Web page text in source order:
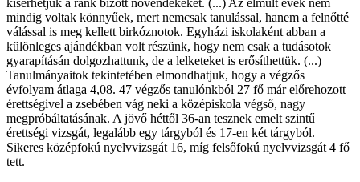
mindig voltak könnyűek, mert nemcsak tanulással, hanem a felnőtté
válással is meg kellett birkóznotok. Egyházi iskolaként abban a
különleges ajándékban volt részünk, hogy nem csak a tudásotok
gyarapításán dolgozhattunk, de a lelketeket is erősíthettük. (...)
Tanulmányaitok tekintetében elmondhatjuk, hogy a végzős
évfolyam átlaga 4,08. 47 végzős tanulónkból 27 fő már előrehozott
érettségivel a zsebében vág neki a középiskola végső, nagy
megpróbáltatásának. A jövő héttől 36-an tesznek emelt szintű
érettségi vizsgát, legalább egy tárgyból és 17-en két tárgyból.
Sikeres középfokú nyelvvizsgát 16, míg felsőfokú nyelvvizsgát 4 fő
tett.